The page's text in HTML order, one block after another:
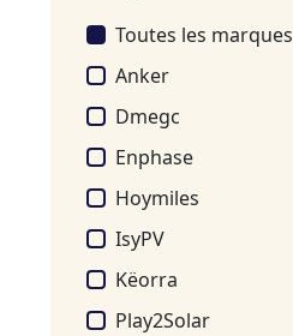
Toutes les marques
Anker
Dmegc
Enphase
Hoymiles
IsyPV
Këorra
Play2Solar